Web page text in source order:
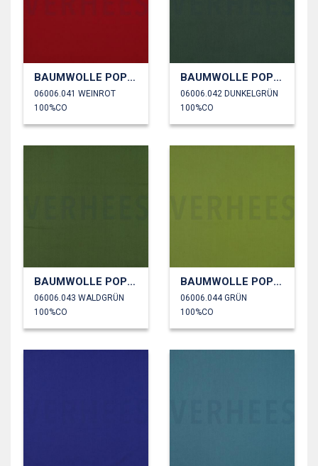
BAUMWOLLE POPELINE
06006.041 WEINROT
100%CO
BAUMWOLLE POPELINE
06006.042 DUNKELGRÜN
100%CO
BAUMWOLLE POPELINE
06006.043 WALDGRÜN
100%CO
BAUMWOLLE POPELINE
06006.044 GRÜN
100%CO